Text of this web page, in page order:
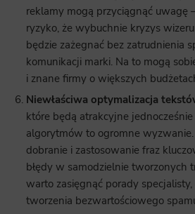
reklamy mogą przyciągnąć uwagę
ryzyko, że wybuchnie kryzys
będzie zażegnać bez zatrudnienia
komunikacji marki. Na to mogą
i znane firmy o większych
Niewłaściwa optymalizacja
które będą atrakcyjne
algorytmów to ogromne
dobranie i zastosowanie fraz
błędy w samodzielnie tworzonych
warto zasięgnąć porady
tworzenia bezwartościowego